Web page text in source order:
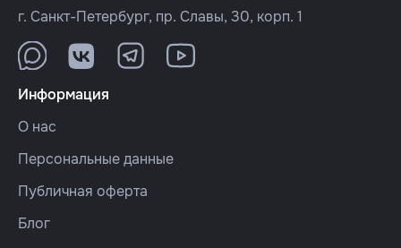
г. Санкт-Петербург, пр. Славы, 30, корп. 1
Информация
О нас
Персональные данные
Публичная оферта
Блог